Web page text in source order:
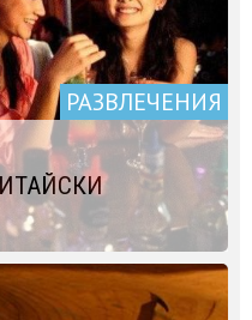
РАЗВЛЕЧЕНИЯ